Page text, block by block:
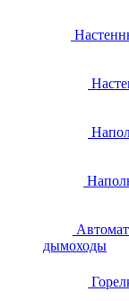
дымоходы